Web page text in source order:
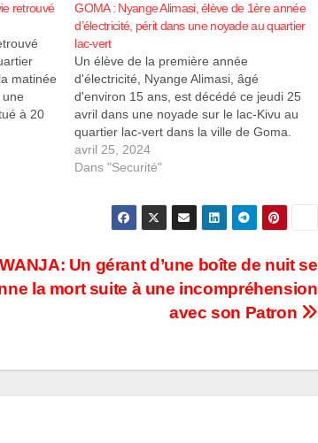
retrouvé
matinée
une
à 20
de la
GOMA : Nyange Alimasi, élève de 1ère année
d’électricité, périt dans une noyade au quartier
lac-vert
Un élève de la première année
d'électricité, Nyange Alimasi, âgé
d'environ 15 ans, est décédé ce jeudi 25
avril dans une noyade sur le lac-Kivu au
quartier lac-vert dans la ville de Goma.
L'incident s'est produit vers chez les
ambassadeurs, précisément à Bosco
Dedesi…
avril 25, 2024
Dans "Securité"
Un gérant d’une boîte de nuit se
la mort suite à une incompréhension
avec son Patron